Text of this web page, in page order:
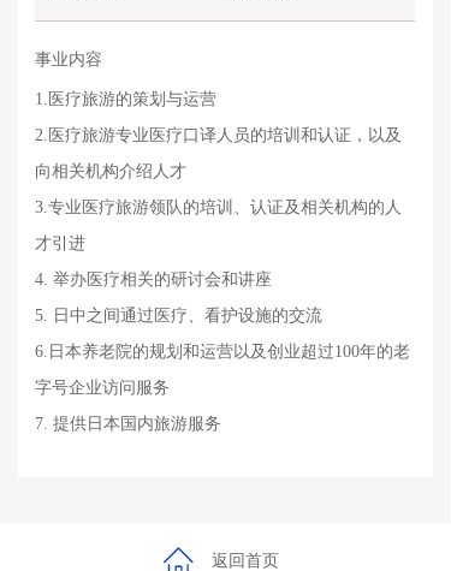
事业内容
1.医疗旅游的策划与运营
2.医疗旅游专业医疗口译人员的培训和认证，以及
向相关机构介绍人才
3.专业医疗旅游领队的培训、认证及相关机构的人
才引进
4. 举办医疗相关的研讨会和讲座
5. 日中之间通过医疗、看护设施的交流
6.日本养老院的规划和运营以及创业超过100年的老
字号企业访问服务
7. 提供日本国内旅游服务
返回首页